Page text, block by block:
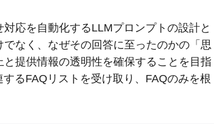
応を自動化するLLMプロンプトの設計と
なく、なぜその回答に至ったのかの「思
提供情報の透明性を確保することを目指
るFAQリストを受け取り、FAQのみを根